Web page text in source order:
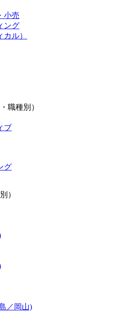
小売
ング
ル）
職種別）
ブ
グ
）
／岡山)